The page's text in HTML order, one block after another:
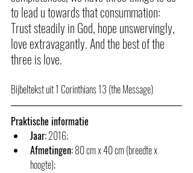
to lead u towards that consummation:
Trust steadily in God, hope unswervingly,
love extravagantly. And the best of the
three is love.
Bijbeltekst uit 1 Corinthians 13 (the Message)
Praktische informatie
Jaar: 2016;
Afmetingen: 80 cm x 40 cm (breedte x
hoogte);